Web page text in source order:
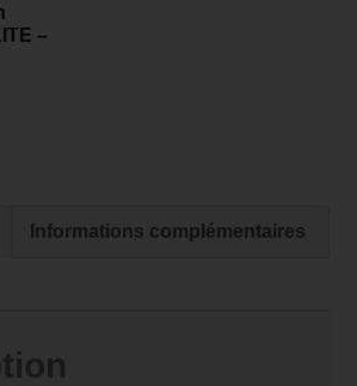
–
Informations complémentaires